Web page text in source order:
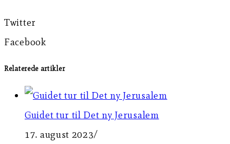
Twitter
Facebook
Relaterede artikler
Guidet tur til Det ny Jerusalem
17. august 2023/